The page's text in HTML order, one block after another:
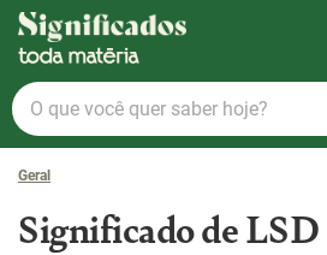
Significados
O
que
você
quer
hoje?
Geral
Significado de LSD